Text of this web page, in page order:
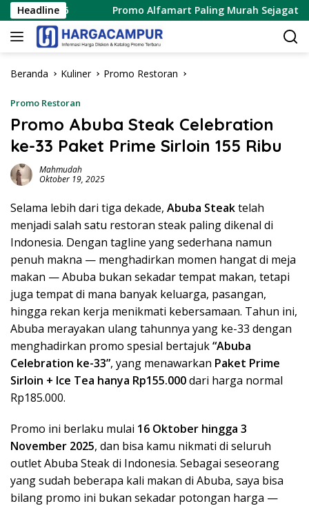
Langsung
ke
konten
Headline
2026 Promo Alfamart Paling Murah Sejagat 8 – 15
Beranda Kuliner Promo Restoran
Promo Restoran
Promo Abuba Steak Celebration
ke-33 Paket Prime Sirloin 155 Ribu
Mahmudah
Oktober 19, 2025
Selama lebih dari tiga dekade, Abuba Steaktelah
menjadi salah satu restoran steak paling dikenal di
Indonesia. Dengan tagline yang sederhana namun
penuh makna — menghadirkan momen hangat di meja
makan — Abuba bukan sekadar tempat makan, tetapi
juga tempat di mana banyak keluarga, pasangan,
hingga rekan kerja menikmati kebersamaan. Tahun ini,
Abuba merayakan ulang tahunnya yang ke-33 dengan
menghadirkan promo spesial bertajuk“Abuba
Celebration ke-33”, yang menawarkan Paket Prime
Sirloin + Ice Tea hanya Rp155.000dari harga normal
Rp185.000.
Promo ini berlaku mulai 16 Oktober hingga 3
November 2025, dan bisa kamu nikmati di seluruh
outlet Abuba Steak di Indonesia. Sebagai seseorang
yang sudah beberapa kali makan di Abuba, saya bisa
bilang promo ini bukan sekadar potongan harga —